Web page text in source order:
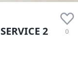
2
0